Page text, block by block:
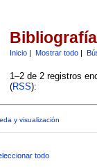
Inicio| Mostrar todo|
1–2 de 2 registros
(RSS):
y visualización
todo